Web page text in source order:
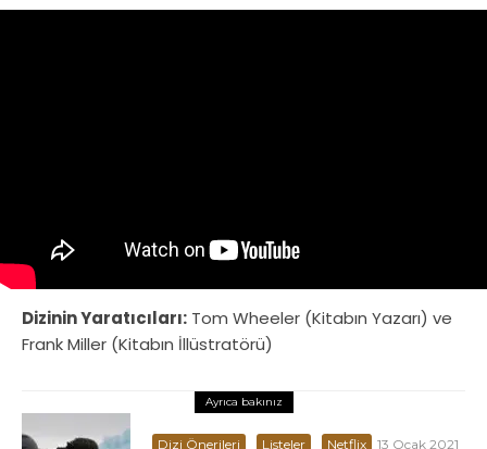
Dizinin Yaratıcıları: Tom Wheeler (Kitabın Yazarı) ve
Frank Miller (Kitabın İllüstratörü)
Ayrıca bakınız
Dizi Önerileri Listeler Netflix 13 Ocak 2021